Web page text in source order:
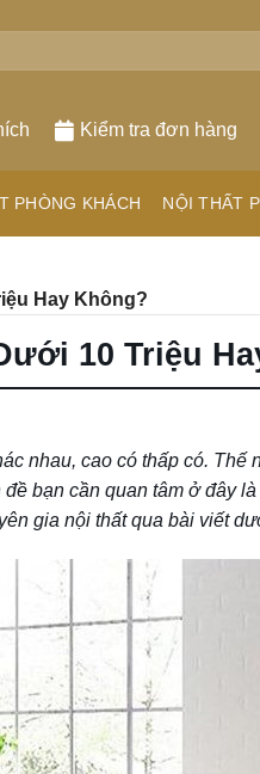
Kiểm tra đơn hàng
PHÒNG KHÁCH NỘI THẤT
Hay Không?
10 Triệu
nhau, cao có thấp có. Thế
bạn cần quan tâm ở đây
gia nội thất qua bài viết